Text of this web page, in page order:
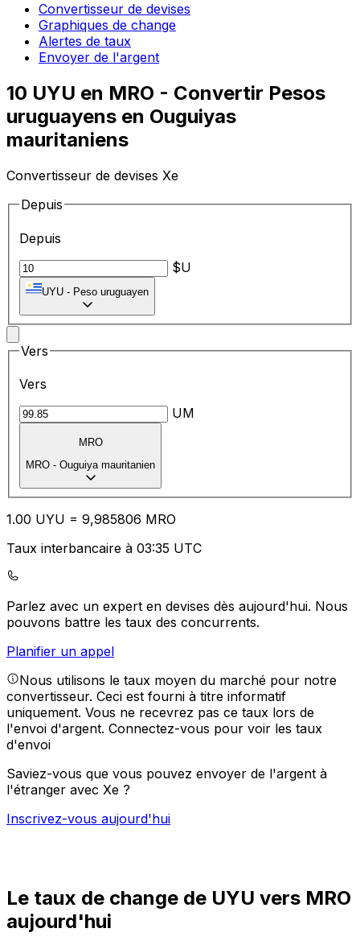
Convertisseur de devises
Graphiques de change
Alertes de taux
Envoyer de l'argent
10 UYU en MRO - Convertir Pesos
uruguayens en Ouguiyas
mauritaniens
Convertisseur de devises Xe
Depuis
Depuis
$U
UYU - Peso uruguayen
Vers
Vers
UM
MRO
MRO - Ouguiya mauritanien
1.00 UYU = 9,985806 MRO
Taux interbancaire à 03:35 UTC
Parlez avec un expert en devises dès aujourd'hui. Nous
pouvons battre les taux des concurrents.
Planifier un appel
Nous utilisons le taux moyen du marché pour notre
convertisseur. Ceci est fourni à titre informatif
uniquement. Vous ne recevrez pas ce taux lors de
l'envoi d'argent. Connectez-vous pour voir les taux
d'envoi
Saviez-vous que vous pouvez envoyer de l'argent à
l'étranger avec Xe ?
Inscrivez-vous aujourd'hui
Le taux de change de UYU vers MRO
aujourd'hui